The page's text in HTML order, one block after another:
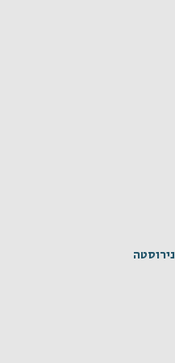
נירוסטה